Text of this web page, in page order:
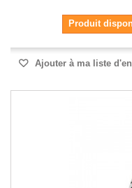
Produit
Ajouter à ma liste